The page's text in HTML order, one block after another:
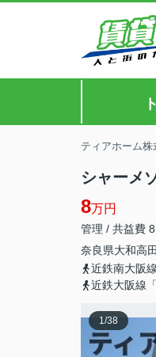
ティアホーム株
シャーメ
8万円
管理 / 共益費
奈良県大和高
近鉄南大阪
近鉄大阪線
1/38